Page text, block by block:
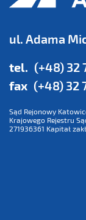
ul. Adama
tel. (+48) 32
fax (+48) 32
Sąd Rejonowy
Krajowego Rejestru
271936361 Kapitał